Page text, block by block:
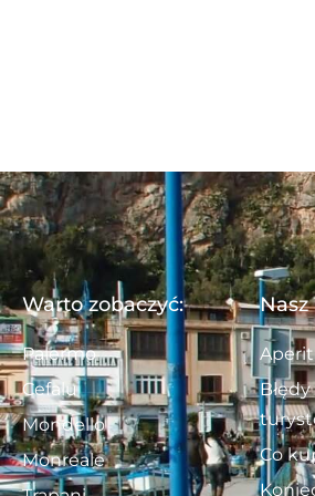
Warto zobaczyć:
Palermo
Cefalu
Mondello
Monreale
Nasz
Co